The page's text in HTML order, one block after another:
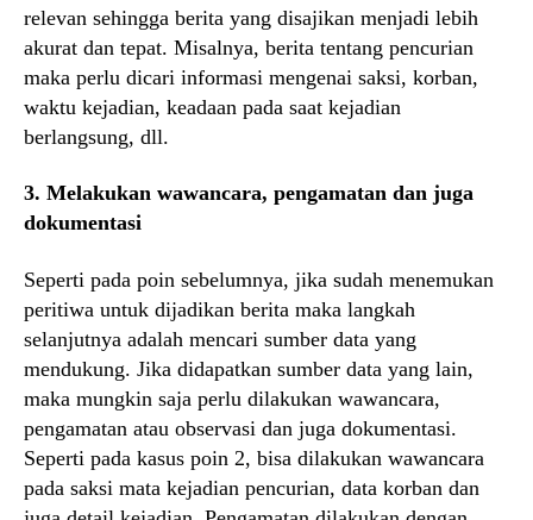
relevan sehingga berita yang disajikan menjadi lebih
akurat dan tepat. Misalnya, berita tentang pencurian
maka perlu dicari informasi mengenai saksi, korban,
waktu kejadian, keadaan pada saat kejadian
berlangsung, dll.
3. Melakukan wawancara, pengamatan dan juga
dokumentasi
Seperti pada poin sebelumnya, jika sudah menemukan
peritiwa untuk dijadikan berita maka langkah
selanjutnya adalah mencari sumber data yang
mendukung. Jika didapatkan sumber data yang lain,
maka mungkin saja perlu dilakukan wawancara,
pengamatan atau observasi dan juga dokumentasi.
Seperti pada kasus poin 2, bisa dilakukan wawancara
pada saksi mata kejadian pencurian, data korban dan